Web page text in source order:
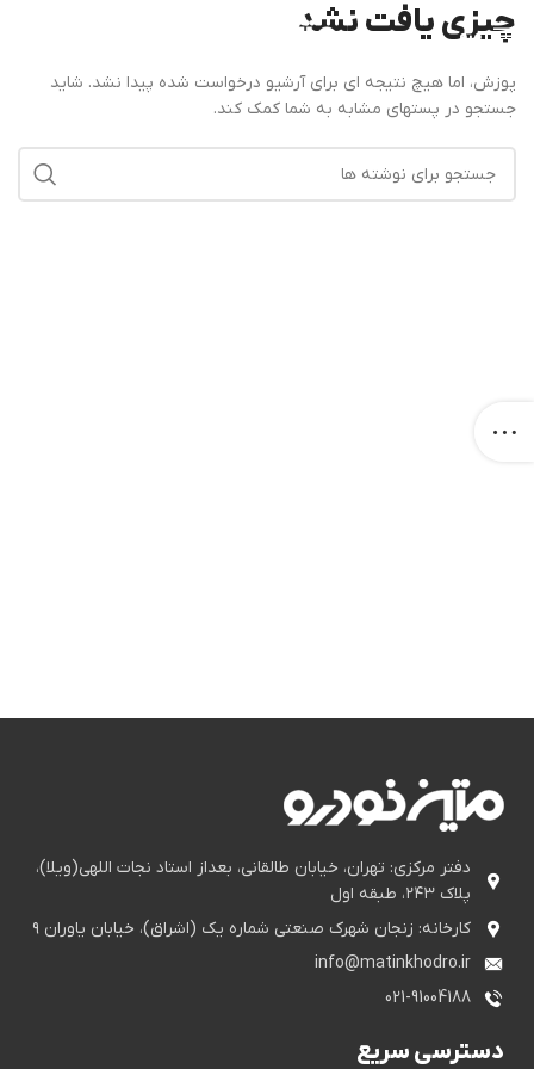
منو
چیزی یافت نشد
پوزش، اما هیچ نتیجه ای برای آرشیو درخواست شده پیدا نشد. شاید
جستجو در پستهای مشابه به شما کمک کند.
دفتر مرکزی: تهران، خیابان طالقانی، بعداز استاد نجات اللهی(ویلا)،
پلاک ۲۴۳، طبقه اول
کارخانه: زنجان شهرک صنعتی شماره یک (اشراق)، خیابان یاوران ۹
info@matinkhodro.ir
021-91004188
دسترسی سریع